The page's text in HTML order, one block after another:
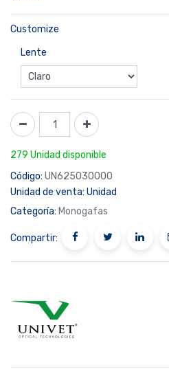
Customize
Lente
279 Unidad disponible
Código: UN625030000
Unidad de venta: Unidad
Categoría: Monogafas
Compartir: